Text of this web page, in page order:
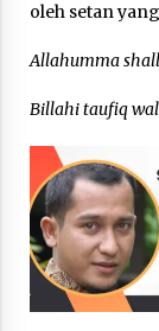
oleh setan
Allahumma
Billahi taufiq